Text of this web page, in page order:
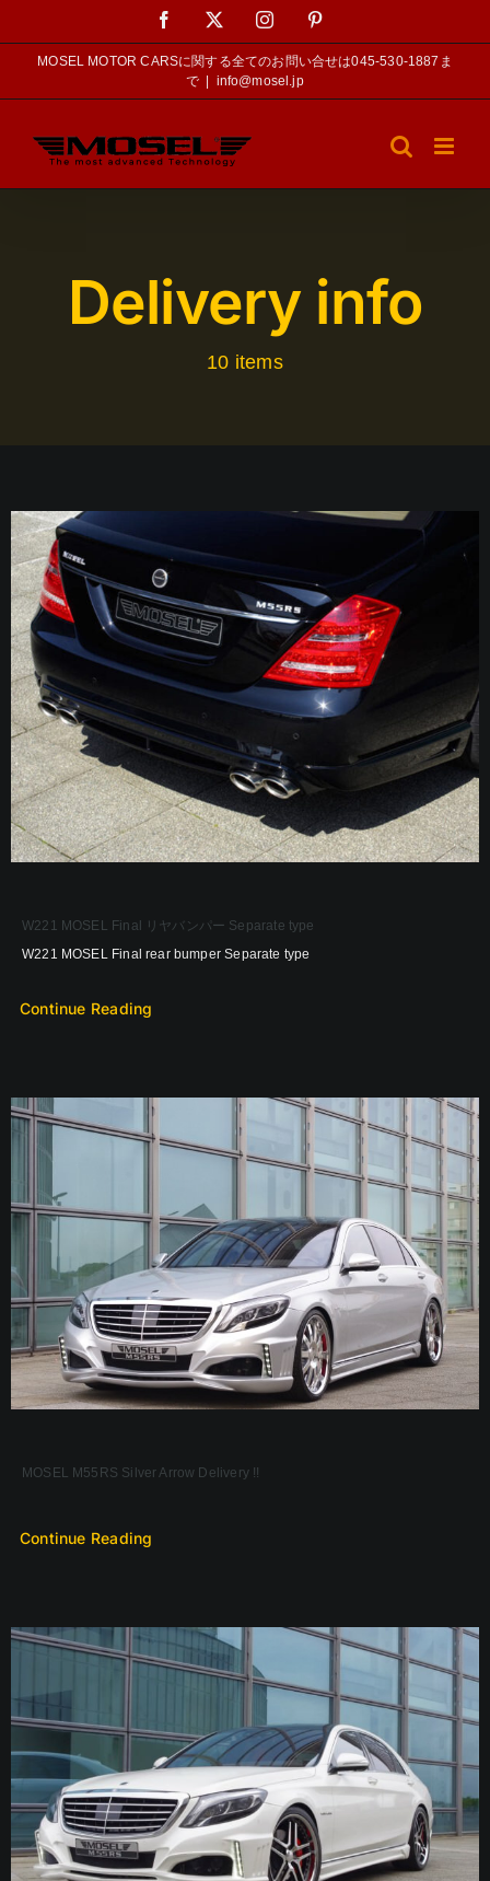
content
Facebook Instagram
MOSEL MOTOR CARSに関する全てのお問い合せは045-530-1887ま
で
info@mosel.jp
Delivery info
10 items
W221 MOSEL Final リヤバンパー Separate type
W221 MOSEL Final rear bumper Separate type
Continue Reading
MOSEL M55RS Silver Arrow Delivery !!
Continue Reading